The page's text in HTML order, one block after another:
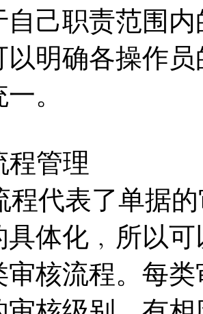
自己职责范围
以明确各操作
。
程管理
程代表了单据
具体化﹐所以
审核流程。每